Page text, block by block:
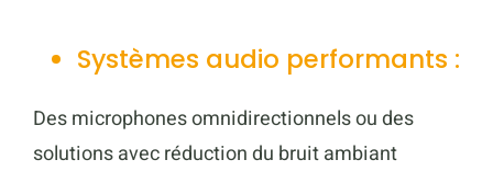
Systèmes audio performants :
Des microphones omnidirectionnels ou des
solutions avec réduction du bruit ambiant